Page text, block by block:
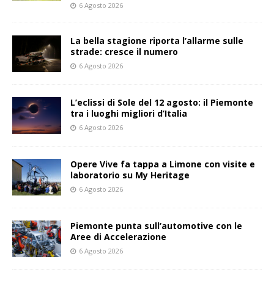
6 Agosto 2026
La bella stagione riporta l’allarme sulle
strade: cresce il numero
6 Agosto 2026
L’eclissi di Sole del 12 agosto: il Piemonte
tra i luoghi migliori d’Italia
6 Agosto 2026
Opere Vive fa tappa a Limone con visite e
laboratorio su My Heritage
6 Agosto 2026
Piemonte punta sull’automotive con le
Aree di Accelerazione
6 Agosto 2026